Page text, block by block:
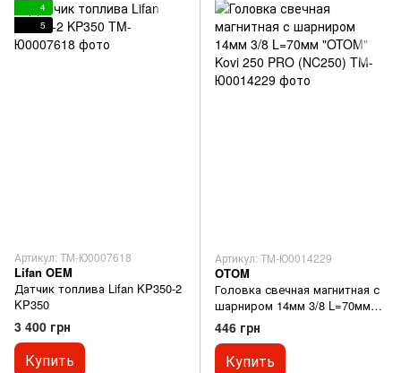
4
5
Артикул: TM-Ю0007618
Lifan OEM
Датчик топлива Lifan KP350-2
KP350
3 400 грн
Купить
Артикул: TM-Ю0014229
OTOM
Головка свечная магнитная с
шарниром 14мм 3/8 L=70мм
"OTOM" Kovi 250 PRO (NC250)
446 грн
Купить